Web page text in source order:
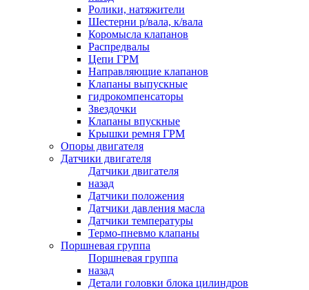
Ролики, натяжители
Шестерни р/вала, к/вала
Коромысла клапанов
Распредвалы
Цепи ГРМ
Направляющие клапанов
Клапаны выпускные
гидрокомпенсаторы
Звездочки
Клапаны впускные
Крышки ремня ГРМ
Опоры двигателя
Датчики двигателя
Датчики двигателя
назад
Датчики положения
Датчики давления масла
Датчики температуры
Термо-пневмо клапаны
Поршневая группа
Поршневая группа
назад
Детали головки блока цилиндров